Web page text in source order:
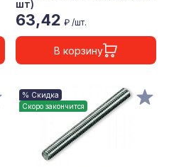
шт)
63,42 ₽ /шт.
В корзину
% Скидка
Скоро закончится